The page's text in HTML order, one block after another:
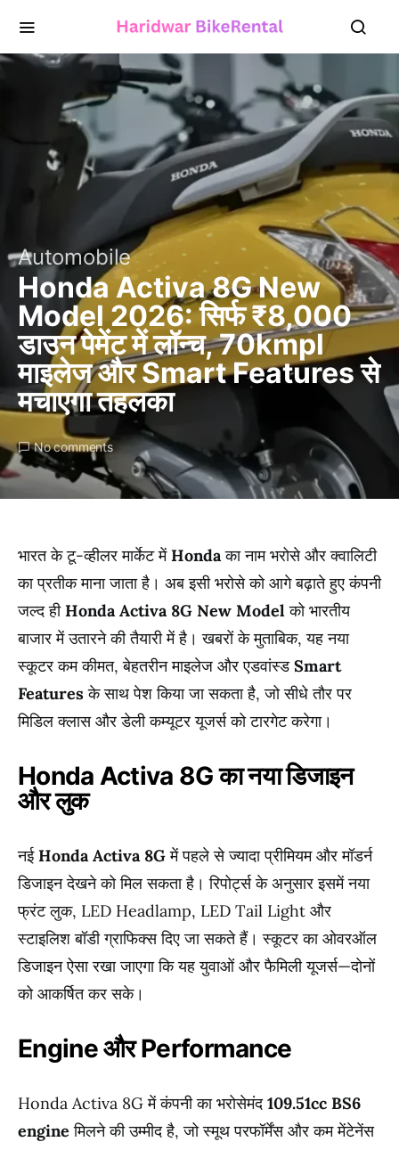
Automobile
Honda Activa 8G New
Model 2026: सिर्फ ₹8,000
डाउन पेमेंट में लॉन्च, 70kmpl
माइलेज और Smart Features से
मचाएगा तहलका
No comments
भारत के टू-व्हीलर मार्केट में Hondaका नाम भरोसे और क्वालिटी
का प्रतीक माना जाता है। अब इसी भरोसे को आगे बढ़ाते हुए कंपनी
जल्द ही Honda Activa 8G New Modelको भारतीय
बाजार में उतारने की तैयारी में है। खबरों के मुताबिक, यह नया
स्कूटर कम कीमत, बेहतरीन माइलेज और एडवांस्डSmart
Featuresके साथ पेश किया जा सकता है, जो सीधे तौर पर
मिडिल क्लास और डेली कम्यूटर यूजर्स को टारगेट करेगा।
Honda Activa 8G का नया डिजाइन
और लुक
नई Honda Activa 8Gमें पहले से ज्यादा प्रीमियम और मॉडर्न
डिजाइन देखने को मिल सकता है। रिपोर्ट्स के अनुसार इसमें नया
फ्रंट लुक, LED Headlamp, LED Tail Light और
स्टाइलिश बॉडी ग्राफिक्स दिए जा सकते हैं। स्कूटर का ओवरऑल
डिजाइन ऐसा रखा जाएगा कि यह युवाओं और फैमिली यूजर्स—दोनों
को आकर्षित कर सके।
Engine और Performance
Honda Activa 8G में कंपनी का भरोसेमंद109.51cc BS6
engine मिलने की उम्मीद है, जो स्मूथ परफॉर्मेंस और कम मेंटेनेंस